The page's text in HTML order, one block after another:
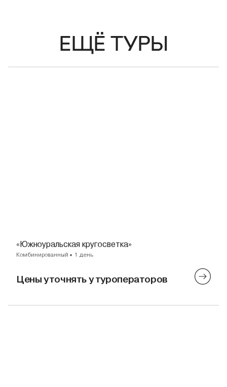
ЕЩЁ ТУРЫ
«Южноуральская кругосветка»
Комбинированный 1 день
Цены уточнять у туроператоров